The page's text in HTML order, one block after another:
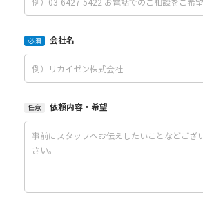
必須 会社名
任意 依頼内容・希望